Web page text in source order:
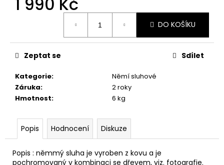
DO KOŠÍKU
Kategorie:
Němí sluhové
Záruka:
2 roky
Hmotnost: 6 kg
Zeptat se Sdílet
Popis Hodnocení Diskuze
Popis : němmý sluha je vyroben z kovu a je
pochromovaný v kombinaci se dřevem, viz. fotografie.
u
č
e
m
TABURETKA
STOLIČKA
PODNOŽKA